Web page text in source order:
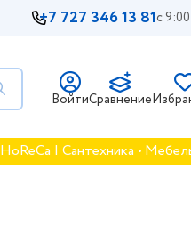
+7 727 346 13 81с
ВойтиСравнение
HoReCa | Сантехника •